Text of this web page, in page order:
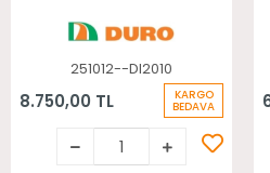
251012--DI2010
8.750,00 TL KARGO
BEDAVA